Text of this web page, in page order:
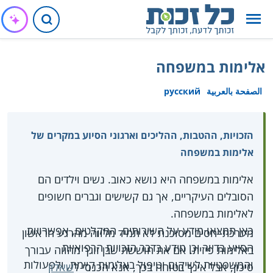
אלימות במשפחה
الصفحة بالعربية русский
הזכויות, ההטבות, ההליכים וארגוני הסיוע במקרים של
אלימות במשפחה
אלימות במשפחה היא נושא כאוב. נשים וילדים הם
הסובלים העיקריים, אך גם קשישים וגברים חשופים
לאלימות במשפחה.
כאן תמצאו מידע על השירותים, המקלטים, אפשרויות
הסיוע בדיור וכן מידע בדבר הזכויות הרפואיות
והמשפטיות לשיקום וטיפול באלימות קיימת, ולפעולות
מערכת יחסים מסוכנת לא תמיד מלווה מהרגע הראשון
באלימות פיזית. אם את חוששת שבן זוגך מהווה עבורך
סיכון, אבל אינך בטוחה בכך, אנא הכנסי לשאלון